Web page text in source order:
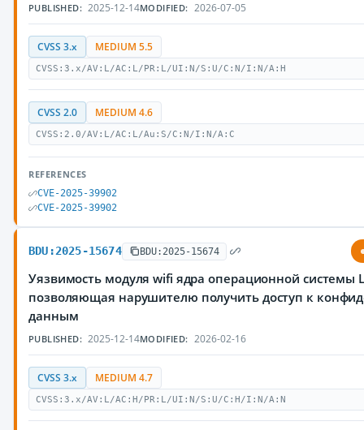
PUBLISHED: 2025-12-14MODIFIED: 2026-07-05
CVSS 3.x MEDIUM 5.5
CVSS:3.x/AV:L/AC:L/PR:L/UI:N/S:U/C:N/I:N/A:H
CVSS 2.0 MEDIUM 4.6
CVSS:2.0/AV:L/AC:L/Au:S/C:N/I:N/A:C
REFERENCES
CVE-2025-39902
CVE-2025-39902
BDU:2025-15674 BDU:2025-15674
Уязвимость модуля wifi ядра операционной системы
позволяющая нарушителю получить доступ к
данным
PUBLISHED: 2025-12-14MODIFIED: 2026-02-16
CVSS 3.x MEDIUM 4.7
CVSS:3.x/AV:L/AC:H/PR:L/UI:N/S:U/C:H/I:N/A:N